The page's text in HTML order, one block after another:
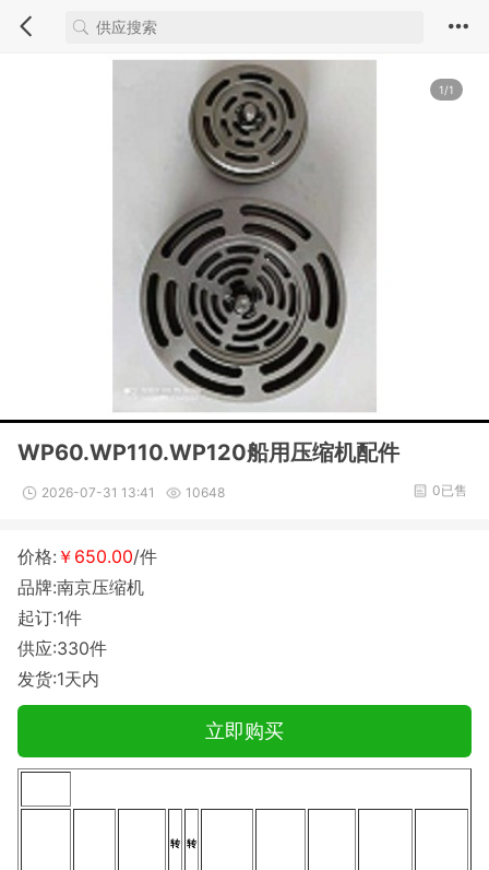
1/1
WP60.WP110.WP120船用压缩机配件
2026-07-31 13:41 10648 0已售
价格: ￥650.00/件
品牌:南京压缩机
起订:1件
供应:330件
发货:1天内
立即购买
转 转